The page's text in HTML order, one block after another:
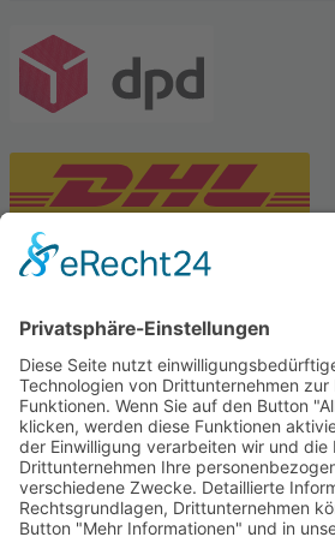
Tekal – Textile Lebensqualität
Exklusive moderne & Orientteppiche
Feuerwerk XXL
Pyrotechnik online bestellen